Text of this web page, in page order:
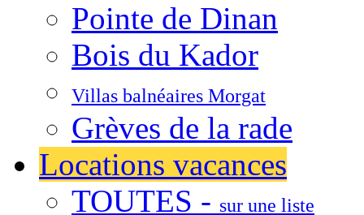
Pointe de Dinan
Bois du Kador
Villas balnéaires Morgat
Grèves de la rade
Locations vacances
TOUTES - sur une liste